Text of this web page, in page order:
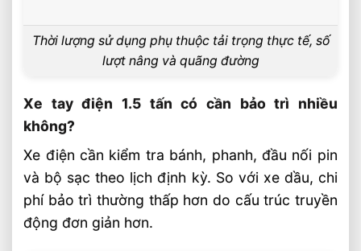
Thời lượng sử dụng phụ thuộc tải trọng thực tế, số
lượt nâng và quãng đường
Xe tay điện 1.5 tấn có cần bảo trì nhiều
không?
Xe điện cần kiểm tra bánh, phanh, đầu nối pin
và bộ sạc theo lịch định kỳ. So với xe dầu, chi
phí bảo trì thường thấp hơn do cấu trúc truyền
động đơn giản hơn.